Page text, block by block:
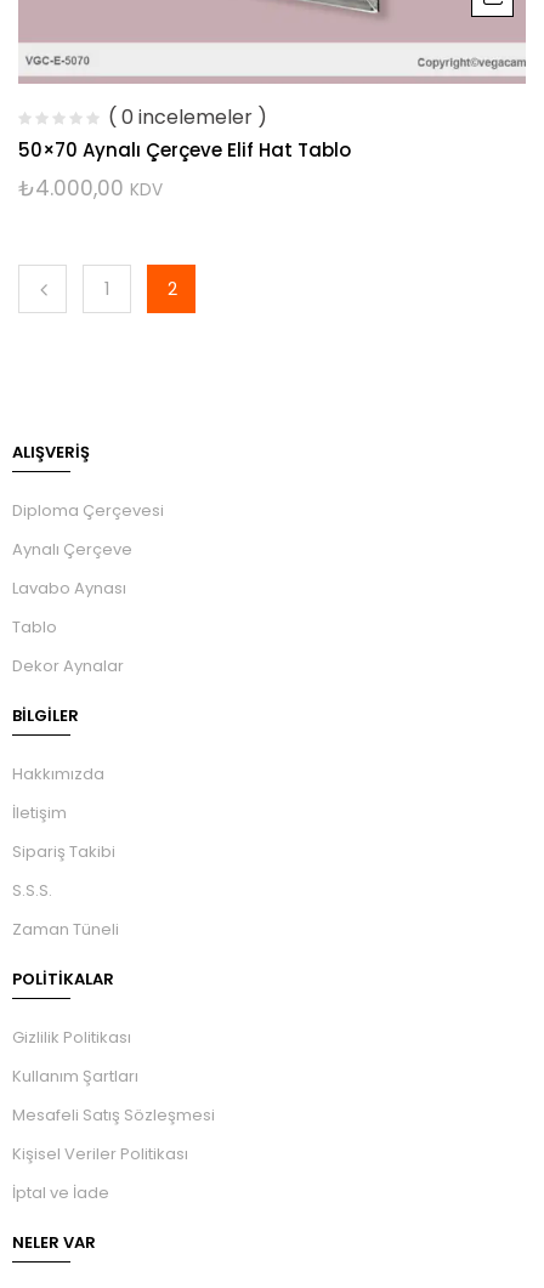
( 0 incelemeler )
50×70 Aynalı Çerçeve Elif Hat Tablo
₺4.000,00 KDV
1 2
ALIŞVERİŞ
Diploma Çerçevesi
Aynalı Çerçeve
Lavabo Aynası
Tablo
Dekor Aynalar
BILGILER
Hakkımızda
İletişim
Sipariş Takibi
S.S.S.
Zaman Tüneli
POLİTİKALAR
Gizlilik Politikası
Kullanım Şartları
Mesafeli Satış Sözleşmesi
Kişisel Veriler Politikası
İptal ve İade
NELER VAR